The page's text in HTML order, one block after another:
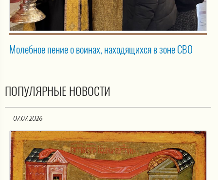
Молебное пение о воинах, находящихся в зоне СВО
ПОПУЛЯРНЫЕ НОВОСТИ
07.07.2026